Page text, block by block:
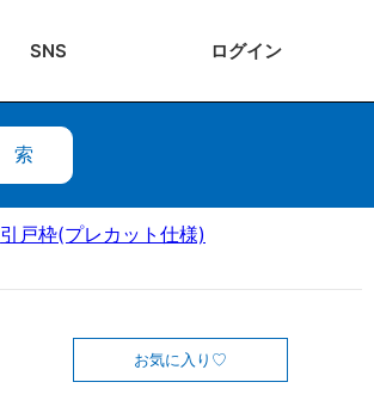
SNS ログイン
検索
引戸枠(プレカット仕様)
お気に入り